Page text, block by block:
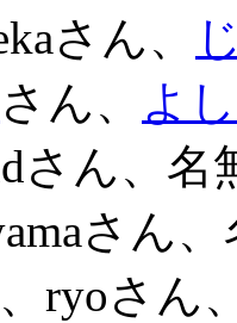
さん、
さん、
よ
さん、
さん
ryoさん